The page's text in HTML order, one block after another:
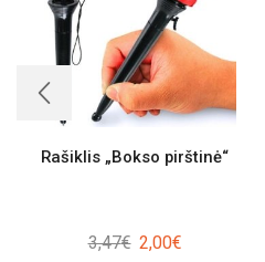
Rašiklis „Bokso pirštinė“
3,47€ Original
2,00€Current